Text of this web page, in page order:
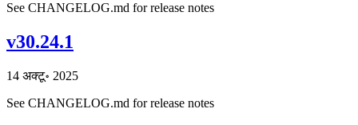
See CHANGELOG.md for release notes
v30.24.1
14 अक्टू॰ 2025
See CHANGELOG.md for release notes